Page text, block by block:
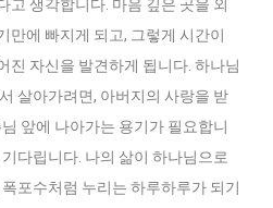
고 생각합니다. 마음 깊은 곳을 외
만에 빠지게 되고, 그렇게 시간이
진 자신을 발견하게 됩니다. 하나님
살아가려면, 아버지의 사랑을 받
앞에 나아가는 용기가 필요합니
다립니다. 나의 삶이 하나님으로
포수처럼 누리는 하루하루가 되기